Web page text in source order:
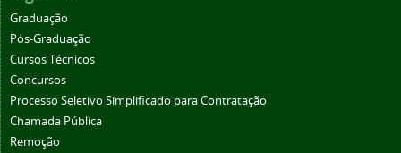
Graduação
Pós-Graduação
Cursos Técnicos
Concursos
Processo Seletivo Simplificado para Contratação
Chamada Pública
Remoção